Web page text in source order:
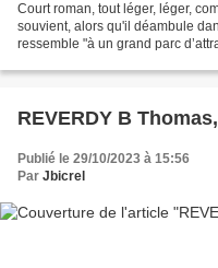
Court roman, tout léger, léger,
souvient, alors qu'il déambule
ressemble "à un grand parc
REVERDY B
Publié le 29/10/2023 à 15:56
Par Jbicrel